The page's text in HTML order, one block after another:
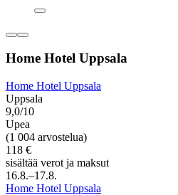
Home Hotel Uppsala
Home Hotel Uppsala
Uppsala
9,0/10
Upea
(1 004 arvostelua)
118 €
sisältää verot ja maksut
16.8.–17.8.
Home Hotel Uppsala